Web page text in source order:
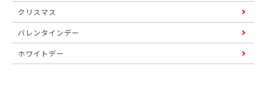
クリスマス
バレンタインデー
ホワイトデー